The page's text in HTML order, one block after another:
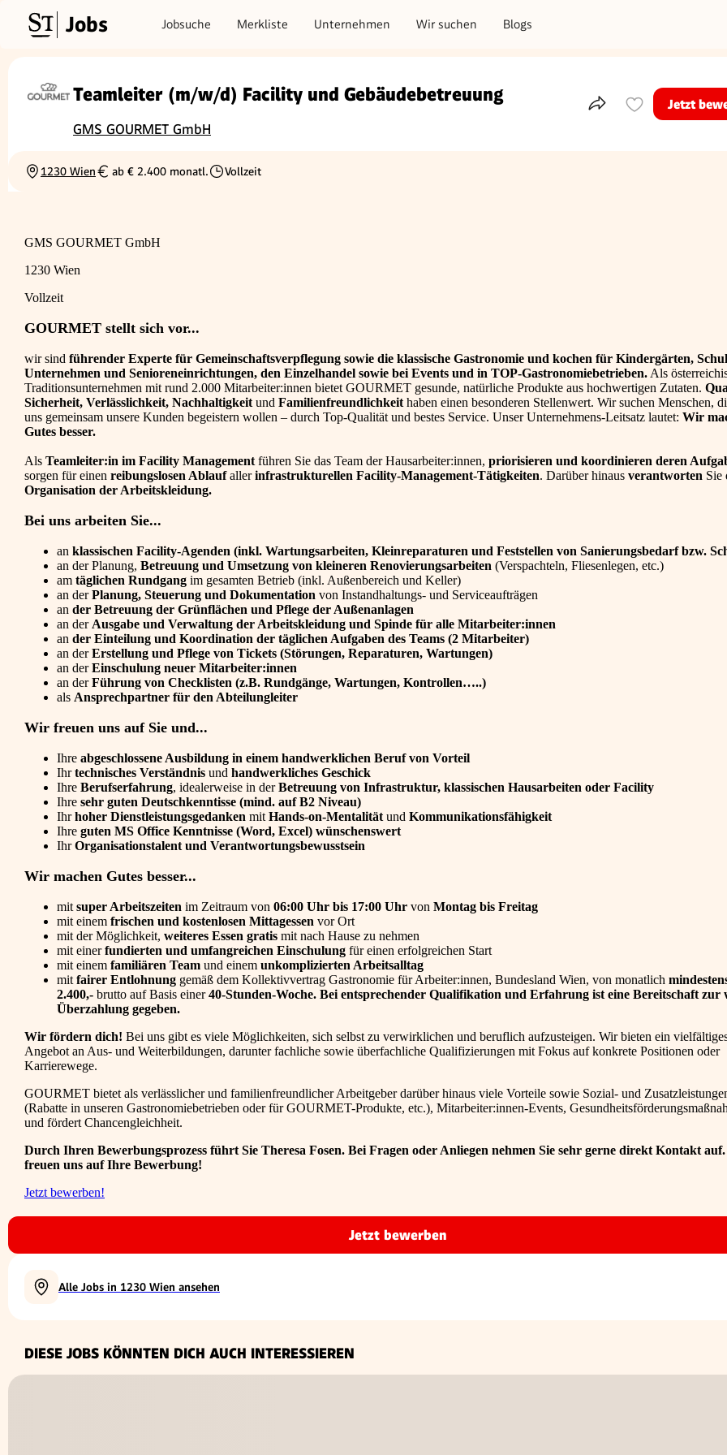
Jobs Jobsuche Merkliste Unternehmen Wir suchen Blogs
Teamleiter (m/w/d) Facility und Gebäudebetreuung
GMS GOURMET GmbH
Teile dieses Inserat
Jetzt
Ortschaft
1230 Wien
Gehalt
ab € 2.400 monatl.
Beschäftigungsart
Vollzeit
GMS GOURMET GmbH
1230 Wien
Vollzeit
GOURMET stellt sich vor...
wir sind führender Experte für Gemeinschaftsverpflegung sowie die klassische Gastronomie und kochen für Kindergärten,
Unternehmen und Senioreneinrichtungen, den Einzelhandel sowie bei Events und in TOP-Gastronomiebetrieben. Als
Traditionsunternehmen mit rund 2.000 Mitarbeiter:innen bietet GOURMET gesunde, natürliche Produkte aus hochwertigen Zutaten.
Sicherheit, Verlässlichkeit, Nachhaltigkeit und Familienfreundlichkeit haben einen besonderen Stellenwert. Wir suchen Menschen,
uns gemeinsam unsere Kunden begeistern wollen – durch Top-Qualität und bestes Service. Unser Unternehmens-Leitsatz lautet: Wir
Gutes besser.
Als Teamleiter:in im Facility Management führen Sie das Team der Hausarbeiter:innen, priorisieren und koordinieren deren
sorgen für einen reibungslosen Ablaufallerinfrastrukturellen Facility-Management-Tätigkeiten. Darüber hinaus verantworten Sie
Organisation der Arbeitskleidung.
Bei uns arbeiten Sie...
an klassischen Facility-Agenden (inkl. Wartungsarbeiten, Kleinreparaturen und Feststellen von Sanierungsbedarf bzw.
an der Planung, Betreuung und Umsetzung von kleineren Renovierungsarbeiten (Verspachteln, Fliesenlegen, etc.)
am täglichen Rundgang im gesamten Betrieb (inkl. Außenbereich und Keller)
an derPlanung, Steuerung und Dokumentation von Instandhaltungs- und Serviceaufträgen
an der Betreuung der Grünflächen und Pflege der Außenanlagen
an der Ausgabe und Verwaltung der Arbeitskleidung und Spinde für alle Mitarbeiter:innen
an der Einteilung und Koordination der täglichen Aufgaben des Teams (2 Mitarbeiter)
an derErstellung und Pflege von Tickets (Störungen, Reparaturen, Wartungen)
an derEinschulung neuer Mitarbeiter:innen
an derFührung von Checklisten (z.B. Rundgänge, Wartungen, Kontrollen…..)
als Ansprechpartner für den Abteilungleiter
Wir freuen uns auf Sie und...
Ihre abgeschlossene Ausbildung in einem handwerklichen Beruf von Vorteil
Ihrtechnisches Verständnis und handwerkliches Geschick
Ihre Berufserfahrung, idealerweise in derBetreuung von Infrastruktur, klassischen Hausarbeiten oder Facility
Ihre sehr guten Deutschkenntisse (mind. auf B2 Niveau)
Ihrhoher Dienstleistungsgedanken mit Hands-on-Mentalität und Kommunikationsfähigkeit
Ihre guten MS Office Kenntnisse (Word, Excel) wünschenswert
IhrOrganisationstalent und Verantwortungsbewusstsein
Wir machen Gutes besser...
mit super Arbeitszeiten im Zeitraum von 06:00 Uhr bis 17:00 Uhr von Montag bis Freitag
mit einem frischen und kostenlosen Mittagessen vor Ort
mit der Möglichkeit, weiteres Essen gratis mit nach Hause zu nehmen
mit einerfundierten und umfangreichen Einschulung für einen erfolgreichen Start
mit einem familiären Team und einem unkomplizierten Arbeitsalltag
mit fairer Entlohnung gemäß dem Kollektivvertrag Gastronomie für Arbeiter:innen, Bundesland Wien, von monatlich
2.400,- brutto auf Basis einer40-Stunden-Woche. Bei entsprechender Qualifikation und Erfahrung ist eine Bereitschaft zur
Überzahlung gegeben.
Wir fördern dich! Bei uns gibt es viele Möglichkeiten, sich selbst zu verwirklichen und beruflich aufzusteigen. Wir bieten ein
Angebot an Aus- und Weiterbildungen, darunter fachliche sowie überfachliche Qualifizierungen mit Fokus auf konkrete Positionen oder
Karrierewege.
GOURMET bietet als verlässlicher und familienfreundlicher Arbeitgeber darüber hinaus viele Vorteile sowie Sozial- und
(Rabatte in unseren Gastronomiebetrieben oder für GOURMET-Produkte, etc.), Mitarbeiter:innen-Events,
und fördert Chancengleichheit.
Durch Ihren Bewerbungsprozess führt Sie Theresa Fosen. Bei Fragen oder Anliegen nehmen Sie sehr gerne direkt Kontakt
freuen uns auf Ihre Bewerbung!
Jetzt bewerben!
Jetzt bewerben
Alle Jobs in 1230 Wien ansehen
DIESE JOBS KÖNNTEN DICH AUCH INTERESSIEREN